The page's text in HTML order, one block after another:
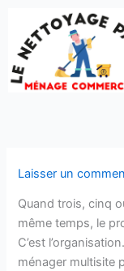
contenu
Laisser un
Quand trois, cinq
même temps, le
C’est
ménager multisite